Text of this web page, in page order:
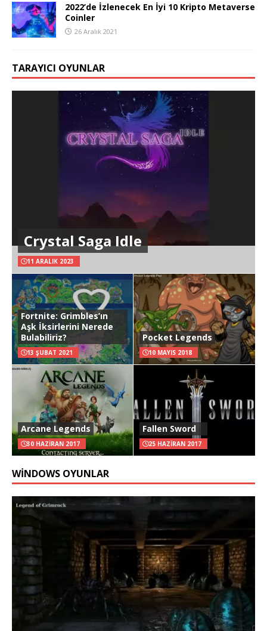
2022’de İzlenecek En İyi 10 Kripto Metaverse
Coinler
26 Aralık 2021
TARAYICI OYUNLAR
Crystal Saga Idle
11 ARALIK 2023
Fortnite: Grimbles’ın
Aşk İksirlerini Nerede
Bulabiliriz?
13 ŞUBAT 2021
Pocket Legends
10 MAYIS 2018
Arcane Legends
30 HAZIRAN 2017
Fallen Sword
25 HAZIRAN 2017
WINDOWS OYUNLAR